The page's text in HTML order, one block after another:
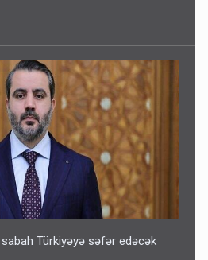
Türkiyəyə səfər edəcək